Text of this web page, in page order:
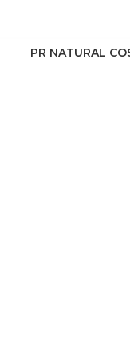
PR NATURAL